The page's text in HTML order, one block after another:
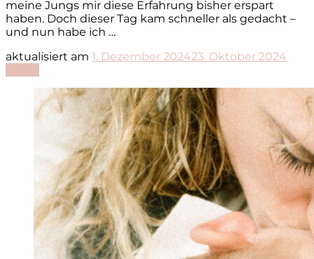
meine Jungs mir diese Erfahrung bisher erspart
haben. Doch dieser Tag kam schneller als gedacht –
und nun habe ich …
aktualisiert am 1. Dezember 202423. Oktober 2024